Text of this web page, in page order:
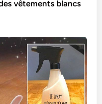
vêtements blancs